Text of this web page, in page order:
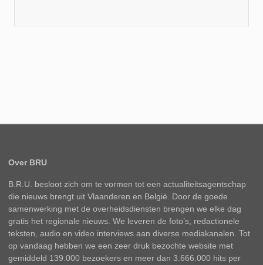
Over BRU
B.R.U. besloot zich om te vormen tot een actualiteitsagentschap
die nieuws brengt uit Vlaanderen en België. Door de goede
samenwerking met de overheidsdiensten brengen we elke dag
gratis het regionale nieuws. We leveren de foto’s, redactionele
teksten, audio en video interviews aan diverse mediakanalen. Tot
op vandaag hebben we een zeer druk bezochte website met
gemiddeld 139.000 bezoekers en meer dan 3.666.000 hits per